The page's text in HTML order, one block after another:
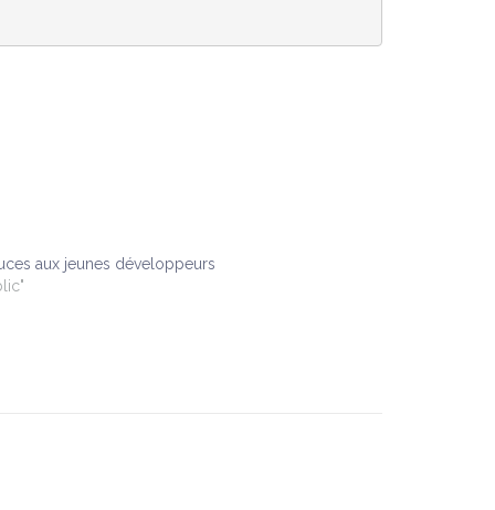
aux jeunes développeurs